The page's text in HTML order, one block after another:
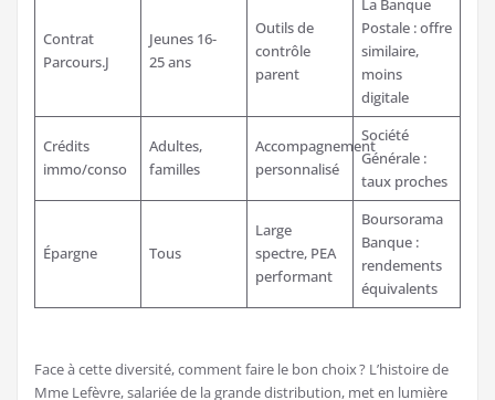
Contrat
Parcours.J
Jeunes 16-
25 ans
Outils de
contrôle
parent
La Banque
Postale : offre
similaire,
moins
digitale
Crédits
immo/conso
Adultes,
familles
Accompagnement
personnalisé
Société
Générale :
taux proches
Épargne Tous
Large
spectre, PEA
performant
Boursorama
Banque :
rendements
équivalents
Face à cette diversité, comment faire le bon choix ? L’histoire de
Mme Lefèvre, salariée de la grande distribution, met en lumière